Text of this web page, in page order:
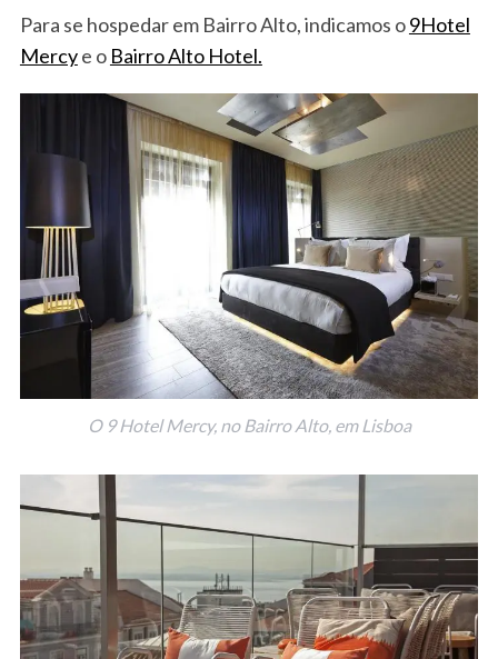
Para se hospedar em Bairro Alto, indicamos o9Hotel
Mercye o Bairro Alto Hotel.
O 9 Hotel Mercy, no Bairro Alto, em Lisboa